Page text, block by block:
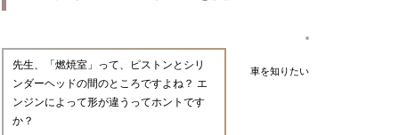
車を知りたい
先生、「燃焼室」って、ピストンとシリ
ンダーヘッドの間のところですよね？ エ
ンジンによって形が違うってホントです
か？